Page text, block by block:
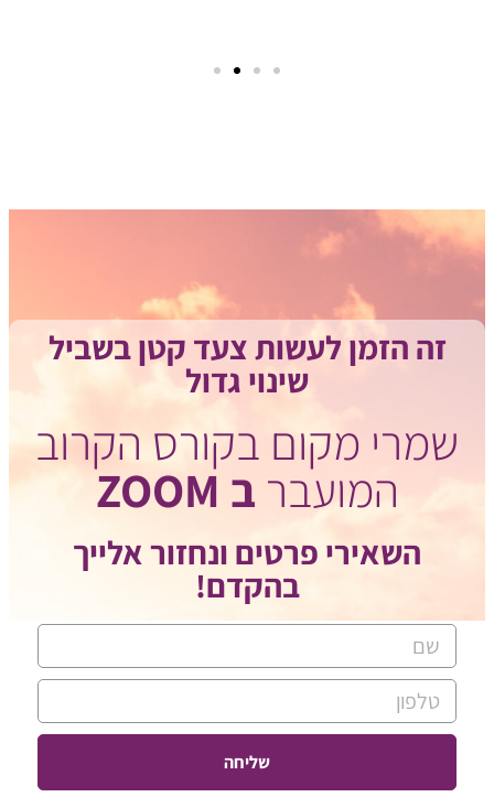
זה הזמן לעשות צעד קטן בשביל
שינוי גדול
שמרי מקום בקורס הקרוב
המועבר ב ZOOM
השאירי פרטים ונחזור אלייך
בהקדם!
שליחה